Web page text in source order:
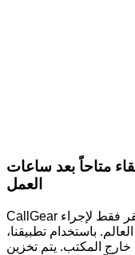
متاحاً بعد ساعات
العمل
CallGear هو حل سحابي يتطلب اتصال إنترنت مستقر فقط لإجراء
باستخدام تطبيقنا،
خارج المكتب. يتم تخزين